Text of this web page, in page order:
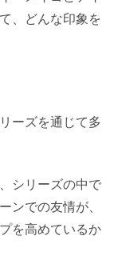
、どんな印象を
ーズを通じて多
シリーズの中で
ンでの友情が、
を高めているか